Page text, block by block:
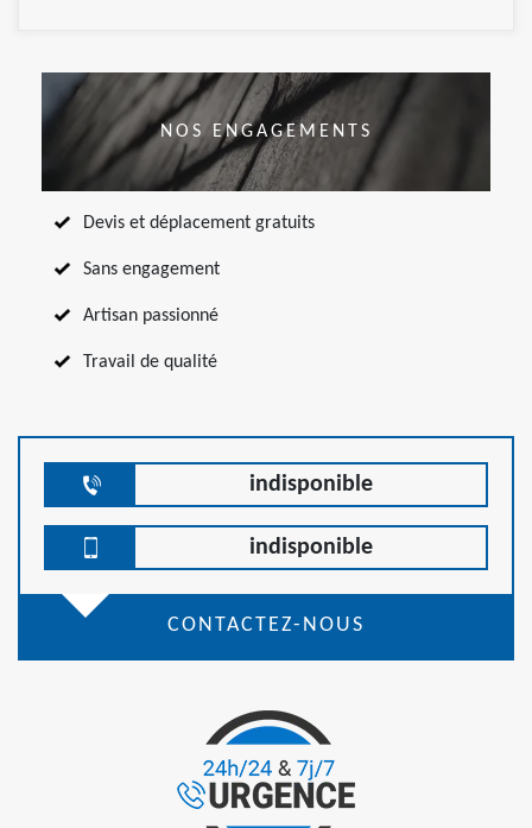
NOS ENGAGEMENTS
Devis et déplacement gratuits
Sans engagement
Artisan passionné
Travail de qualité
indisponible
indisponible
CONTACTEZ-NOUS